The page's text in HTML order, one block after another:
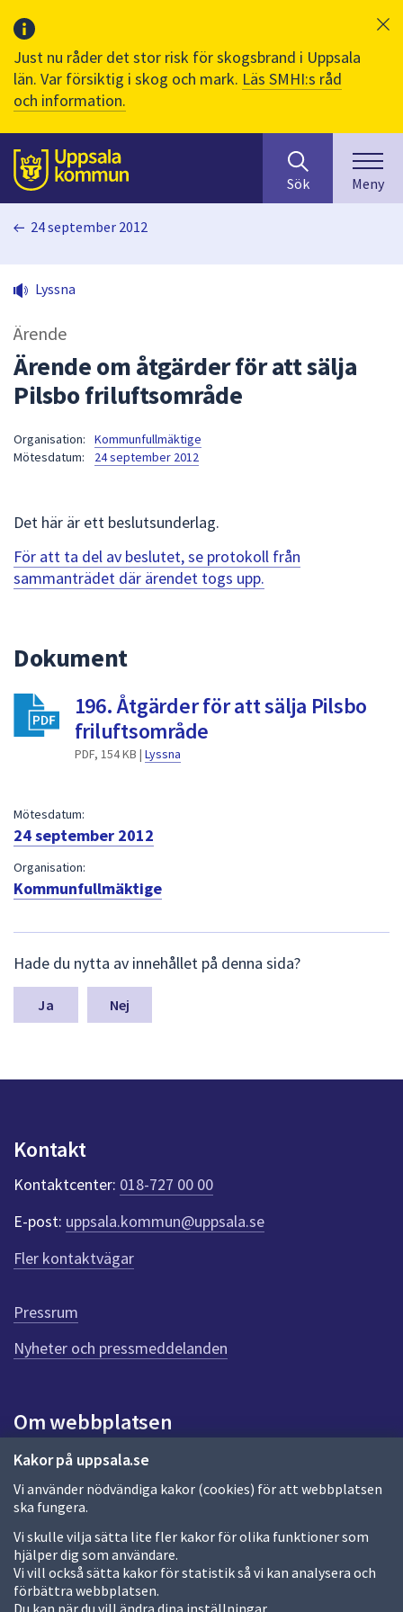
Just nu råder det stor risk för skogsbrand i Uppsala
län. Var försiktig i skog och mark. Läs SMHI:s råd
och information.
Till sidans
huvudinnehåll
efter
innehåll
på
sökfältet
kommer
för
att
navigera
för
Sök Meny
Kakor på uppsala.se
Vi använder nödvändiga kakor (cookies) för att webbplatsen
ska fungera.
Vi skulle vilja sätta lite fler kakor för olika funktioner som
hjälper dig som användare.
Vi vill också sätta kakor för statistik så vi kan analysera och
förbättra webbplatsen.
Du kan när du vill ändra dina inställningar.
24 september 2012
Lyssna
Ärende
Ärende om åtgärder för att sälja
Pilsbo friluftsområde
Organisation:
Kommunfullmäktige
Mötesdatum:
24 september 2012
Det här är ett beslutsunderlag.
För att ta del av beslutet, se protokoll från
sammanträdet där ärendet togs upp.
Dokument
196. Åtgärder för att sälja Pilsbo
friluftsområde
PDF, 154 KB | Lyssna
Mötesdatum:
24 september 2012
Organisation:
Kommunfullmäktige
ä
m
a
n
k
t
e
r
f
ö
r
e
n
n
a
d
a
Hade du nytta av innehållet på denna sida?
Nej
Kontakt
Kontaktcenter: 018-727 00 00
E-post: uppsala.kommun@uppsala.se
Fler kontaktvägar
Pressrum
Nyheter och pressmeddelanden
Om webbplatsen
Om webbplatsen
Allmänna handlingar och diarium
Behandling av personuppgifter
Kakor
Språk (other languages)